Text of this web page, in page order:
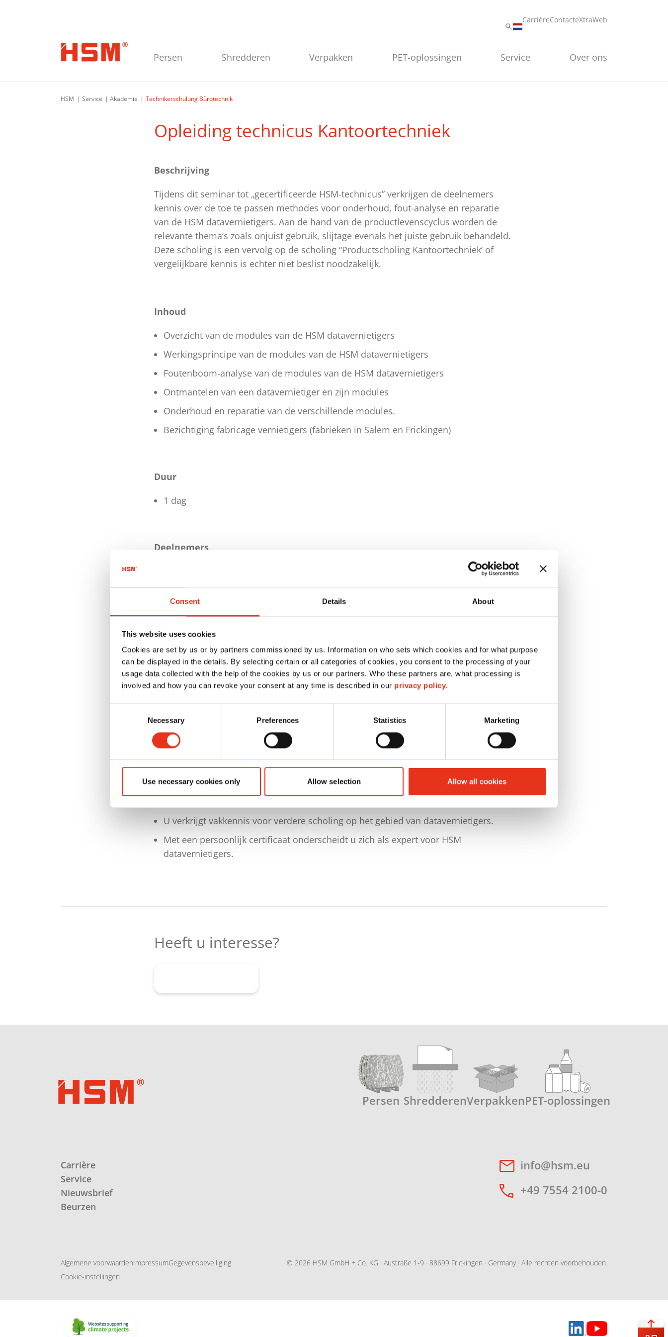
Consent Details About
This website uses cookies
Cookies are set by us or by partners commissioned by us. Information on who sets which cookies and for what purpose
can be displayed in the details. By selecting certain or all categories of cookies, you consent to the processing of your
usage data collected with the help of the cookies by us or our partners. Who these partners are, what processing is
involved and how you can revoke your consent at any time is described in our privacy policy.
Necessary Preferences Statistics Marketing
Use necessary cookies only Allow selection Allow all cookies
CarrièreContacteXtraWeb
Persen Shredderen Verpakken PET-oplossingen Service Over ons
HSM Service Akademie Technikerschulung Bürotechnik
Opleiding technicus Kantoortechniek
Beschrijving
Tijdens dit seminar tot „gecertificeerde HSM-technicus” verkrijgen de deelnemers
kennis over de toe te passen methodes voor onderhoud, fout-analyse en reparatie
van de HSM datavernietigers. Aan de hand van de productlevenscyclus worden de
relevante thema’s zoals onjuist gebruik, slijtage evenals het juiste gebruik behandeld.
Deze scholing is een vervolg op de scholing “Productscholing Kantoortechniek’ of
vergelijkbare kennis is echter niet beslist noodzakelijk.
Inhoud
Overzicht van de modules van de HSM datavernietigers
Werkingsprincipe van de modules van de HSM datavernietigers
Foutenboom-analyse van de modules van de HSM datavernietigers
Ontmantelen van een datavernietiger en zijn modules
Onderhoud en reparatie van de verschillende modules.
Bezichtiging fabricage vernietigers (fabrieken in Salem en Frickingen)
Duur
1 dag
Deelnemers
Medewerkers
Spreker
Vakdocent
Uw voordeel
Het seminar geeft een gedetailleerde weergave in de manier van functioneren van
de shredder
U verkrijgt vakkennis voor verdere scholing op het gebied van datavernietigers.
Met een persoonlijk certificaat onderscheidt u zich als expert voor HSM
datavernietigers.
Heeft u interesse?
Persen ShredderenVerpakkenPET-oplossingen
Carrière
Service
Nieuwsbrief
Beurzen
info@hsm.eu
+49 7554 2100-0
Algemene voorwaardenImpressumGegevensbeveiliging
Cookie-instellingen
© 2026 HSM GmbH + Co. KG · Austraße 1-9 · 88699 Frickingen · Germany · Alle rechten voorbehouden.